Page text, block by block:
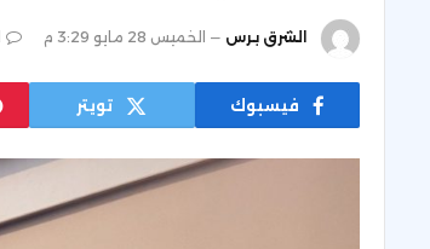
الشرق برس الخميس 28 مايو 3:29 م
فيسبوك تويتر